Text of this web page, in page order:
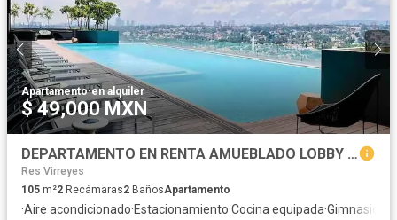
Apartamento·en alquiler
$ 49,000 MXN
DEPARTAMENTO EN RENTA AMUEBLADO LOBBY 33, ZAPOPAN JALISCO, PUERTA DE HIERRO
Res Virreyes
105 m²2 Recámaras2 BañosApartamento
·Aire acondicionado·Estacionamiento·Cocina equipada·Gimnasio